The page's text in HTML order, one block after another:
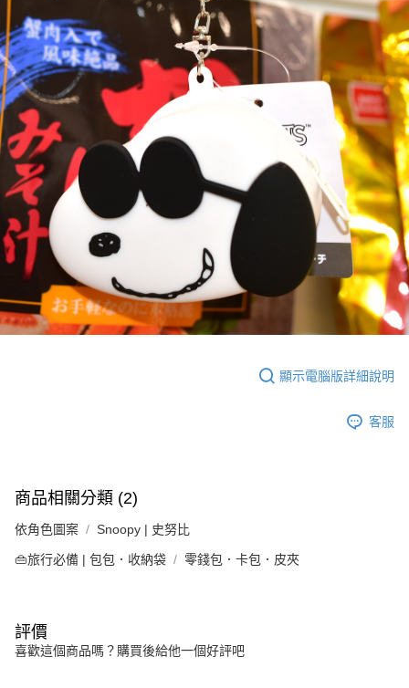
顯示電腦版詳細說明
客服
商品相關分類 (2)
依角色圖案 Snoopy | 史努比
👜旅行必備 | 包包．收納袋 零錢包．卡包．皮夾
評價
喜歡這個商品嗎？購買後給他一個好評吧